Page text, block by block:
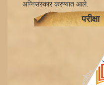
अग्निसंस्कार करण्यात आले.
परीक्षा